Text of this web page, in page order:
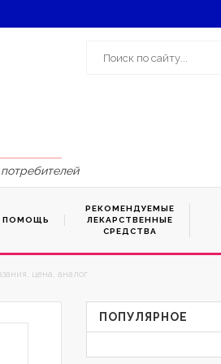
ПОМОЩЬ
РЕКОМЕНДУЕМЫЕ
ЛЕКАРСТВЕННЫЕ
СРЕДСТВА
цена, аналог
ПОПУЛЯРНОЕ